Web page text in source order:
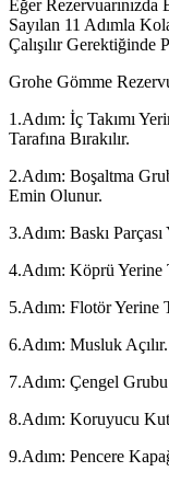
Eğer
Sayılan 11 Adımla
Çalışılır Gerektiğinde
Grohe Gömme
1.Adım: İç Takımı
Tarafına Bırakılır.
2.Adım: Boşaltma
Emin Olunur.
3.Adım: Baskı
4.Adım: Köprü Yerine
5.Adım: Flotör Yerine
6.Adım: Musluk Açılır.
7.Adım: Çengel
8.Adım: Koruyucu
9.Adım: Pencere